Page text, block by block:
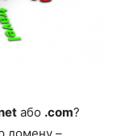
або .com?